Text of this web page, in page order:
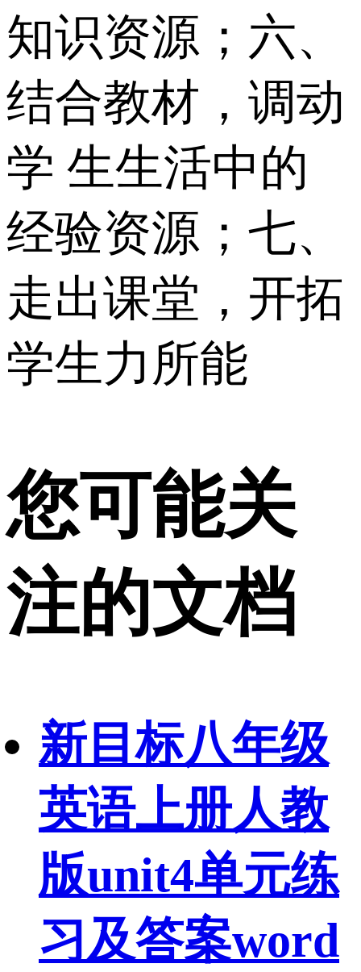
知识资源；六、
结合教材，调动
学 生生活中的
经验资源；七、
走出课堂，开拓
学生力所能
您可能关
注的文档
新目标八年级
英语上册人教
版unit4单元练
习及答案word